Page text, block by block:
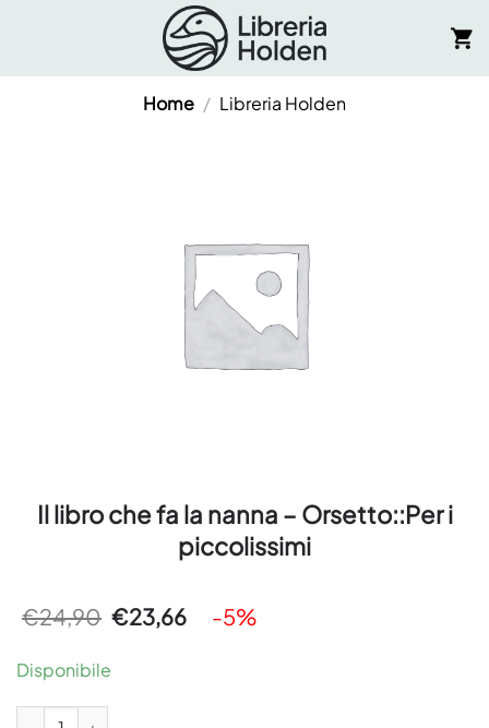
Home / Libreria Holden
Il libro che fa la nanna – Orsetto::Per i
piccolissimi
€24,90 Il
prezzo
€23,66Il
prezzo
-5%
Disponibile
Il libro che fa la nanna - Orsetto::Per i piccolissimi quantità